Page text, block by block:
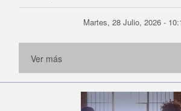
Martes, 28 Julio, 2026 -
Ver más